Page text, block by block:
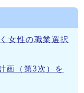
女性の職業選択
画（第3次）を